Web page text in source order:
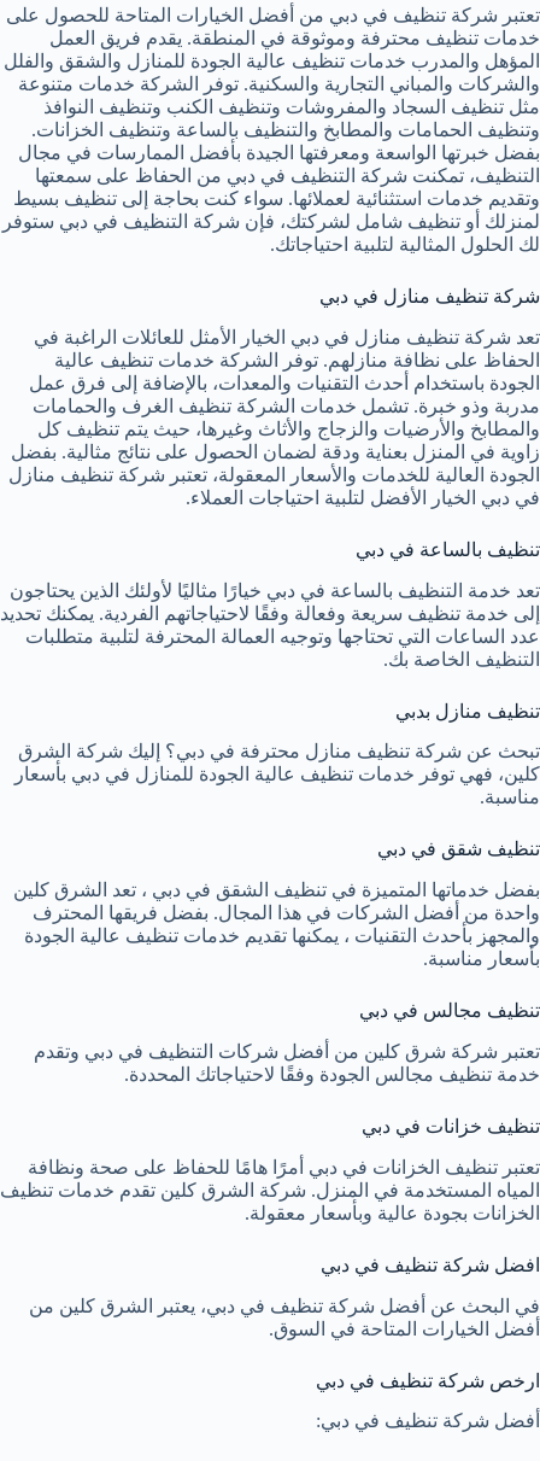
تعتبر شركة تنظيف في دبي من أفضل الخيارات المتاحة للحصول على
خدمات تنظيف محترفة وموثوقة في المنطقة. يقدم فريق العمل
المؤهل والمدرب خدمات تنظيف عالية الجودة للمنازل والشقق والفلل
والشركات والمباني التجارية والسكنية. توفر الشركة خدمات متنوعة
مثل تنظيف السجاد والمفروشات وتنظيف الكنب وتنظيف النوافذ
وتنظيف الحمامات والمطابخ والتنظيف بالساعة وتنظيف الخزانات.
بفضل خبرتها الواسعة ومعرفتها الجيدة بأفضل الممارسات في مجال
التنظيف، تمكنت شركة التنظيف في دبي من الحفاظ على سمعتها
وتقديم خدمات استثنائية لعملائها. سواء كنت بحاجة إلى تنظيف بسيط
لمنزلك أو تنظيف شامل لشركتك، فإن شركة التنظيف في دبي ستوفر
لك الحلول المثالية لتلبية احتياجاتك.
شركة تنظيف منازل في دبي
تعد شركة تنظيف منازل في دبي الخيار الأمثل للعائلات الراغبة في
الحفاظ على نظافة منازلهم. توفر الشركة خدمات تنظيف عالية
الجودة باستخدام أحدث التقنيات والمعدات، بالإضافة إلى فرق عمل
مدربة وذو خبرة. تشمل خدمات الشركة تنظيف الغرف والحمامات
والمطابخ والأرضيات والزجاج والأثاث وغيرها، حيث يتم تنظيف كل
زاوية في المنزل بعناية ودقة لضمان الحصول على نتائج مثالية. بفضل
الجودة العالية للخدمات والأسعار المعقولة، تعتبر شركة تنظيف منازل
في دبي الخيار الأفضل لتلبية احتياجات العملاء.
تنظيف بالساعة في دبي
تعد خدمة التنظيف بالساعة في دبي خيارًا مثاليًا لأولئك الذين يحتاجون
إلى خدمة تنظيف سريعة وفعالة وفقًا لاحتياجاتهم الفردية. يمكنك تحديد
عدد الساعات التي تحتاجها وتوجيه العمالة المحترفة لتلبية متطلبات
التنظيف الخاصة بك.
تنظيف منازل بدبي
تبحث عن شركة تنظيف منازل محترفة في دبي؟ إليك شركة الشرق
كلين، فهي توفر خدمات تنظيف عالية الجودة للمنازل في دبي بأسعار
مناسبة.
تنظيف شقق في دبي
بفضل خدماتها المتميزة في تنظيف الشقق في دبي ، تعد الشرق كلين
واحدة من أفضل الشركات في هذا المجال. بفضل فريقها المحترف
والمجهز بأحدث التقنيات ، يمكنها تقديم خدمات تنظيف عالية الجودة
بأسعار مناسبة.
تنظيف مجالس في دبي
تعتبر شركة شرق كلين من أفضل شركات التنظيف في دبي وتقدم
خدمة تنظيف مجالس الجودة وفقًا لاحتياجاتك المحددة.
تنظيف خزانات في دبي
تعتبر تنظيف الخزانات في دبي أمرًا هامًا للحفاظ على صحة ونظافة
المياه المستخدمة في المنزل. شركة الشرق كلين تقدم خدمات تنظيف
الخزانات بجودة عالية وبأسعار معقولة.
افضل شركة تنظيف في دبي
في البحث عن أفضل شركة تنظيف في دبي، يعتبر الشرق كلين من
أفضل الخيارات المتاحة في السوق.
ارخص شركة تنظيف في دبي
أفضل شركة تنظيف في دبي: